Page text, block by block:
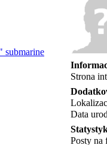
submarine
Strona
Data
Posty na